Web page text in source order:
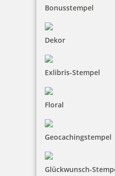
Bonusstempel
Dekor
Exlibris-Stempel
Floral
Geocachingstempel
Glückwunsch-